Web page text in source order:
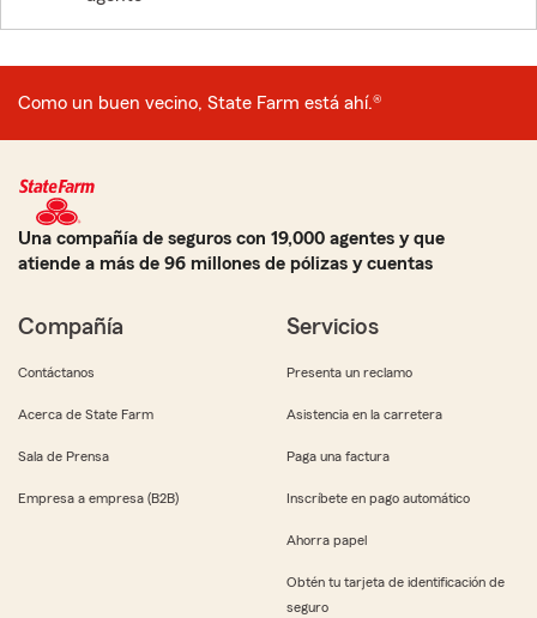
Como un buen vecino, State Farm está ahí.®
Una compañía de seguros con 19,000 agentes y que
atiende a más de 96 millones de pólizas y cuentas
Compañía
Contáctanos
Acerca de State Farm
Sala de Prensa
Empresa a empresa (B2B)
Servicios
Presenta un reclamo
Asistencia en la carretera
Paga una factura
Inscríbete en pago automático
Ahorra papel
Obtén tu tarjeta de identificación de
seguro